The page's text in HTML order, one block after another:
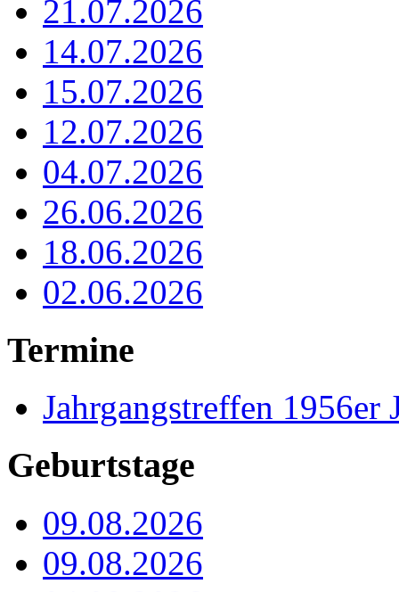
21.07.2026
14.07.2026
15.07.2026
12.07.2026
04.07.2026
26.06.2026
18.06.2026
02.06.2026
Termine
Jahrgangstreffen 1956er
Geburtstage
09.08.2026
09.08.2026